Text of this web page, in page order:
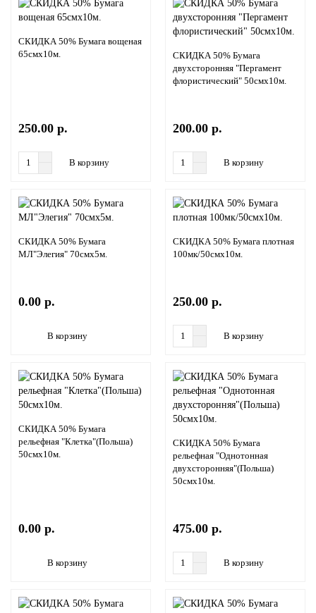
СКИДКА 50% Бумага вощеная
65смх10м.
250.00 р.
В корзину
СКИДКА 50% Бумага
двухсторонняя "Пергамент
флористический" 50смх10м.
200.00 р.
В корзину
СКИДКА 50% Бумага
МЛ"Элегия" 70смх5м.
0.00 р.
В корзину
СКИДКА 50% Бумага плотная
100мк/50смх10м.
250.00 р.
В корзину
СКИДКА 50% Бумага
рельефная "Клетка"(Польша)
50смх10м.
0.00 р.
В корзину
СКИДКА 50% Бумага
рельефная "Однотонная
двухсторонняя"(Польша)
50смх10м.
475.00 р.
В корзину